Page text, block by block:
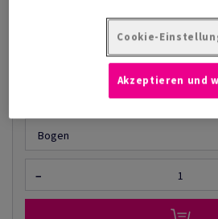
LIEFERBAR AB 10/08/2026
Bogen
−
Cookie-
Akzeptieren und